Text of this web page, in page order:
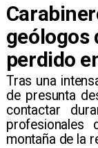
geólogos
perdido
​Tras una
de presunta
contactar
profesionales
montaña de la